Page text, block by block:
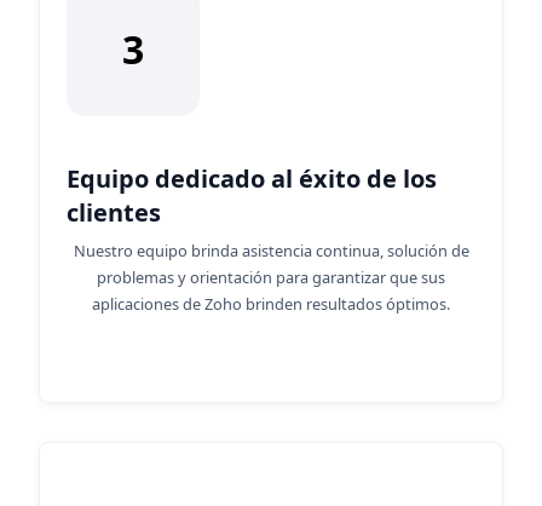
3
Equipo dedicado al éxito de los
clientes
Nuestro equipo brinda asistencia continua, solución de
problemas y orientación para garantizar que sus
aplicaciones de Zoho brinden resultados óptimos.